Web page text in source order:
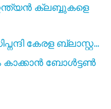
ക്ലബ്ബുകളെ
കേരള ബ്ലാസ്റ്റ...
ബോൾട്ടൺ